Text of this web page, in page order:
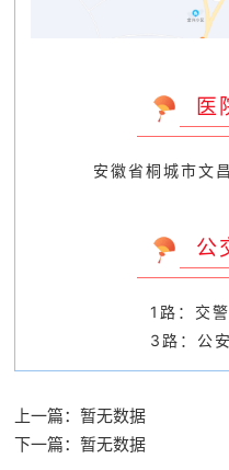
医
安徽省桐城市文
公
1路：交
3路：公
上一篇：暂无数据
下一篇：暂无数据